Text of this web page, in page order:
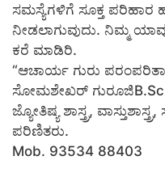
ಸಮಸ್ಯೆಗಳಿಗೆ ಸೂಕ್ತ ಪರಿಹಾರ
ನೀಡಲಾಗುವುದು. ನಿಮ್ಮ
ಕರೆ ಮಾಡಿರಿ.
“ಆಚಾರ್ಯ ಗುರು ಪರಂಪರಿತಾ
ಸೋಮಶೇಖರ್ ಗುರೂಜಿB.Sc
ಜ್ಯೋತಿಷ್ಯ ಶಾಸ್ತ್ರ,
ಪರಿಣಿತರು.
Mob. 93534 88403